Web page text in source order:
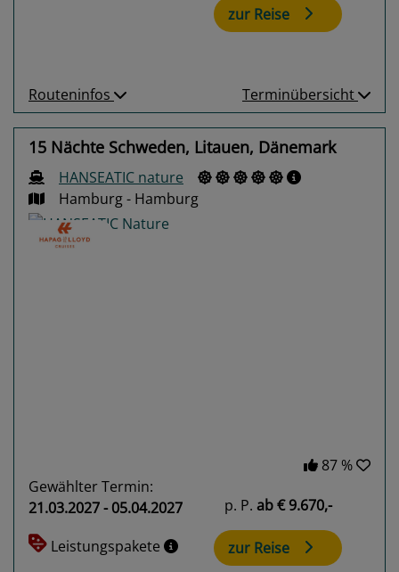
zur Reise
Routeninfos Terminübersicht
15 Nächte Schweden, Litauen, Dänemark
HANSEATIC nature
Hamburg - Hamburg
87 %
Gewählter Termin:
21.03.2027 - 05.04.2027
Leistungspakete
p. P. ab€ 9.670,-
zur Reise